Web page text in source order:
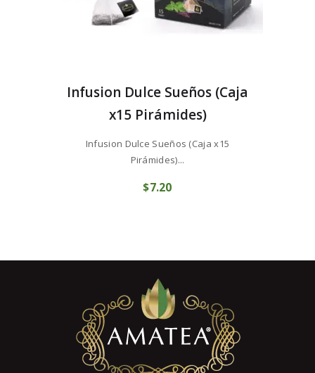
Infusion Dulce Sueños (Caja
x15 Pirámides)
Infusion Dulce Sueños (Caja x15
Pirámides)...
$7 20